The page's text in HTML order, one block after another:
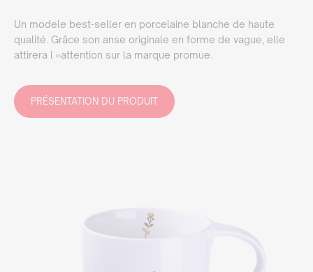
Un modele best-seller en porcelaine blanche de haute
qualité. Grâce son anse originale en forme de vague, elle
attirera l »attention sur la marque promue.
PRÉSENTATION DU PRODUIT